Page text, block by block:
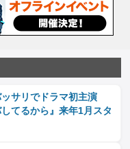
ッサリでドラマ初主演
してるから』来年1月スタ